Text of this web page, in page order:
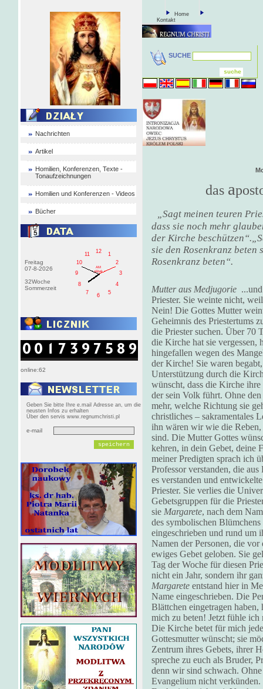
Nachrichten
Artikel
Homilien, Konferenzen, Texte -
Tonaufzeichnungen
Homilien und Konferenzen - Videos
Bücher
Freitag
07-8-2026
32Woche
Sommerzeit
1
2
3
4
5
6
7
8
9
10
11
12
AM
pištek
online:62
Geben Sie bitte Ihre e.mail Adresse an, um die
neusten Infos zu erhalten
Über den servis www.regnumchristi.pl
e-mail
Home
Kontakt
SUCHE
das a
„Sagt meinen teuren
dass sie noch mehr
der Kirche beschützen“.
sie den Rosenkranz beten
Rosenkranz beten“.
Mutter aus Medjugorie
Priester. Sie weinte nicht,
Nein! Die Gottes Mutter
Geheimnis des Priestertums
die Priester suchen. Über 70
die Kirche hat sie vergessen,
hingefallen wegen des
der Kirche! Sie waren
Unterstützung durch die
wünscht, dass die Kirche
der sein Volk führt. Ohne
mehr, welche Richtung sie
christliches – sakramentales
ihn wären wir wie die Reben,
sind. Die Mutter Gottes
kehren, in dein Gebet, deine
meiner Predigten sprach ich
Professor verstanden, die
es verstanden und
Priester. Sie verlies die
Gebetsgruppen für die
sie Margarete, nach dem
des symbolischen
eingeschrieben und rund um
Namen der Personen, die
ewiges Gebet geloben. Sie
Tag der Woche für diesen
nicht ein Jahr, sondern ihr
Margarete entstand hier in
Name eingeschrieben. Die
Blättchen eingetragen
mich zu beten! Jetzt fühle
Die Kirche betet für mich
Gottesmutter wünscht; sie
Zentrum ihres Gebets, ihrer
spreche zu euch als Bruder,
denn wir sind schwach.
Evangelium nicht